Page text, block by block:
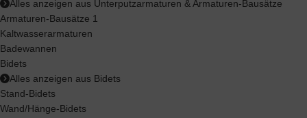
Alles anzeigen aus Unterputzarmaturen & Armaturen-Bausätze
Armaturen-Bausätze 1
Kaltwasserarmaturen
Badewannen
Bidets
Alles anzeigen aus Bidets
Stand-Bidets
Wand/Hänge-Bidets